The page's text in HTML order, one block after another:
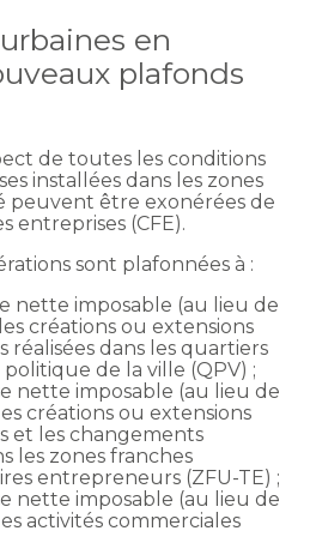
en
plafonds
de toutes les conditions
installées dans les zones
peuvent être exonérées de
entreprises (CFE).
sont plafonnées à :
nette imposable (au lieu de
créations ou extensions
réalisées dans les quartiers
de la ville (QPV) ;
nette imposable (au lieu de
créations ou extensions
et les changements
les zones franches
entrepreneurs (ZFU-TE) ;
nette imposable (au lieu de
activités commerciales